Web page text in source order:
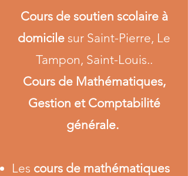
Cours de soutien scolaire à
domicile sur Saint-Pierre, Le
Tampon, Saint-Louis..
Cours de Mathématiques,
Gestion et Comptabilité
générale.
Les cours de mathématiques